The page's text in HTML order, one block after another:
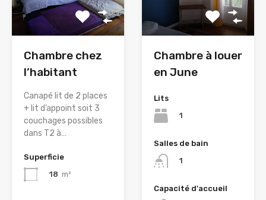
Chambre chez
l’habitant
Canapé lit de 2 places
+ lit d’appoint soit 3
couchages possibles
dans T2 à…
Superficie
18 m²
Chambre à louer
en June
Lits
1
Salles de bain
1
Capacité d'accueil